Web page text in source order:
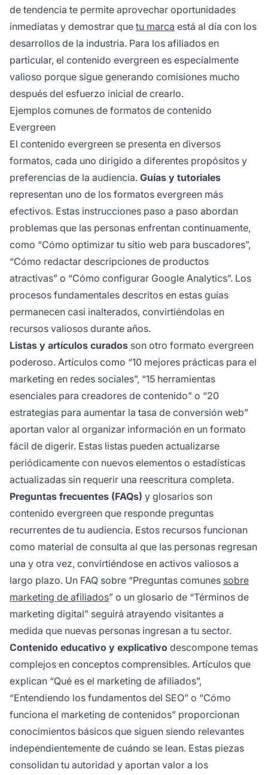
de tendencia te permite aprovechar oportunidades
inmediatas y demostrar que tu marca está al día con los
desarrollos de la industria. Para los afiliados en
particular, el contenido evergreen es especialmente
valioso porque sigue generando comisiones mucho
después del esfuerzo inicial de crearlo.
Ejemplos comunes de formatos de contenido
Evergreen
El contenido evergreen se presenta en diversos
formatos, cada uno dirigido a diferentes propósitos y
preferencias de la audiencia. Guías y tutoriales
representan uno de los formatos evergreen más
efectivos. Estas instrucciones paso a paso abordan
problemas que las personas enfrentan continuamente,
como “Cómo optimizar tu sitio web para buscadores”,
“Cómo redactar descripciones de productos
atractivas” o “Cómo configurar Google Analytics”. Los
procesos fundamentales descritos en estas guías
permanecen casi inalterados, convirtiéndolas en
recursos valiosos durante años.
Listas y artículos curados son otro formato evergreen
poderoso. Artículos como “10 mejores prácticas para el
marketing en redes sociales”, “15 herramientas
esenciales para creadores de contenido” o “20
estrategias para aumentar la tasa de conversión web”
aportan valor al organizar información en un formato
fácil de digerir. Estas listas pueden actualizarse
periódicamente con nuevos elementos o estadísticas
actualizadas sin requerir una reescritura completa.
Preguntas frecuentes (FAQs) y glosarios son
contenido evergreen que responde preguntas
recurrentes de tu audiencia. Estos recursos funcionan
como material de consulta al que las personas regresan
una y otra vez, convirtiéndose en activos valiosos a
largo plazo. Un FAQ sobre “Preguntas comunes sobre
marketing de afiliados” o un glosario de “Términos de
marketing digital” seguirá atrayendo visitantes a
medida que nuevas personas ingresan a tu sector.
Contenido educativo y explicativo descompone temas
complejos en conceptos comprensibles. Artículos que
explican “Qué es el marketing de afiliados”,
“Entendiendo los fundamentos del SEO” o “Cómo
funciona el marketing de contenidos” proporcionan
conocimientos básicos que siguen siendo relevantes
independientemente de cuándo se lean. Estas piezas
consolidan tu autoridad y aportan valor a los